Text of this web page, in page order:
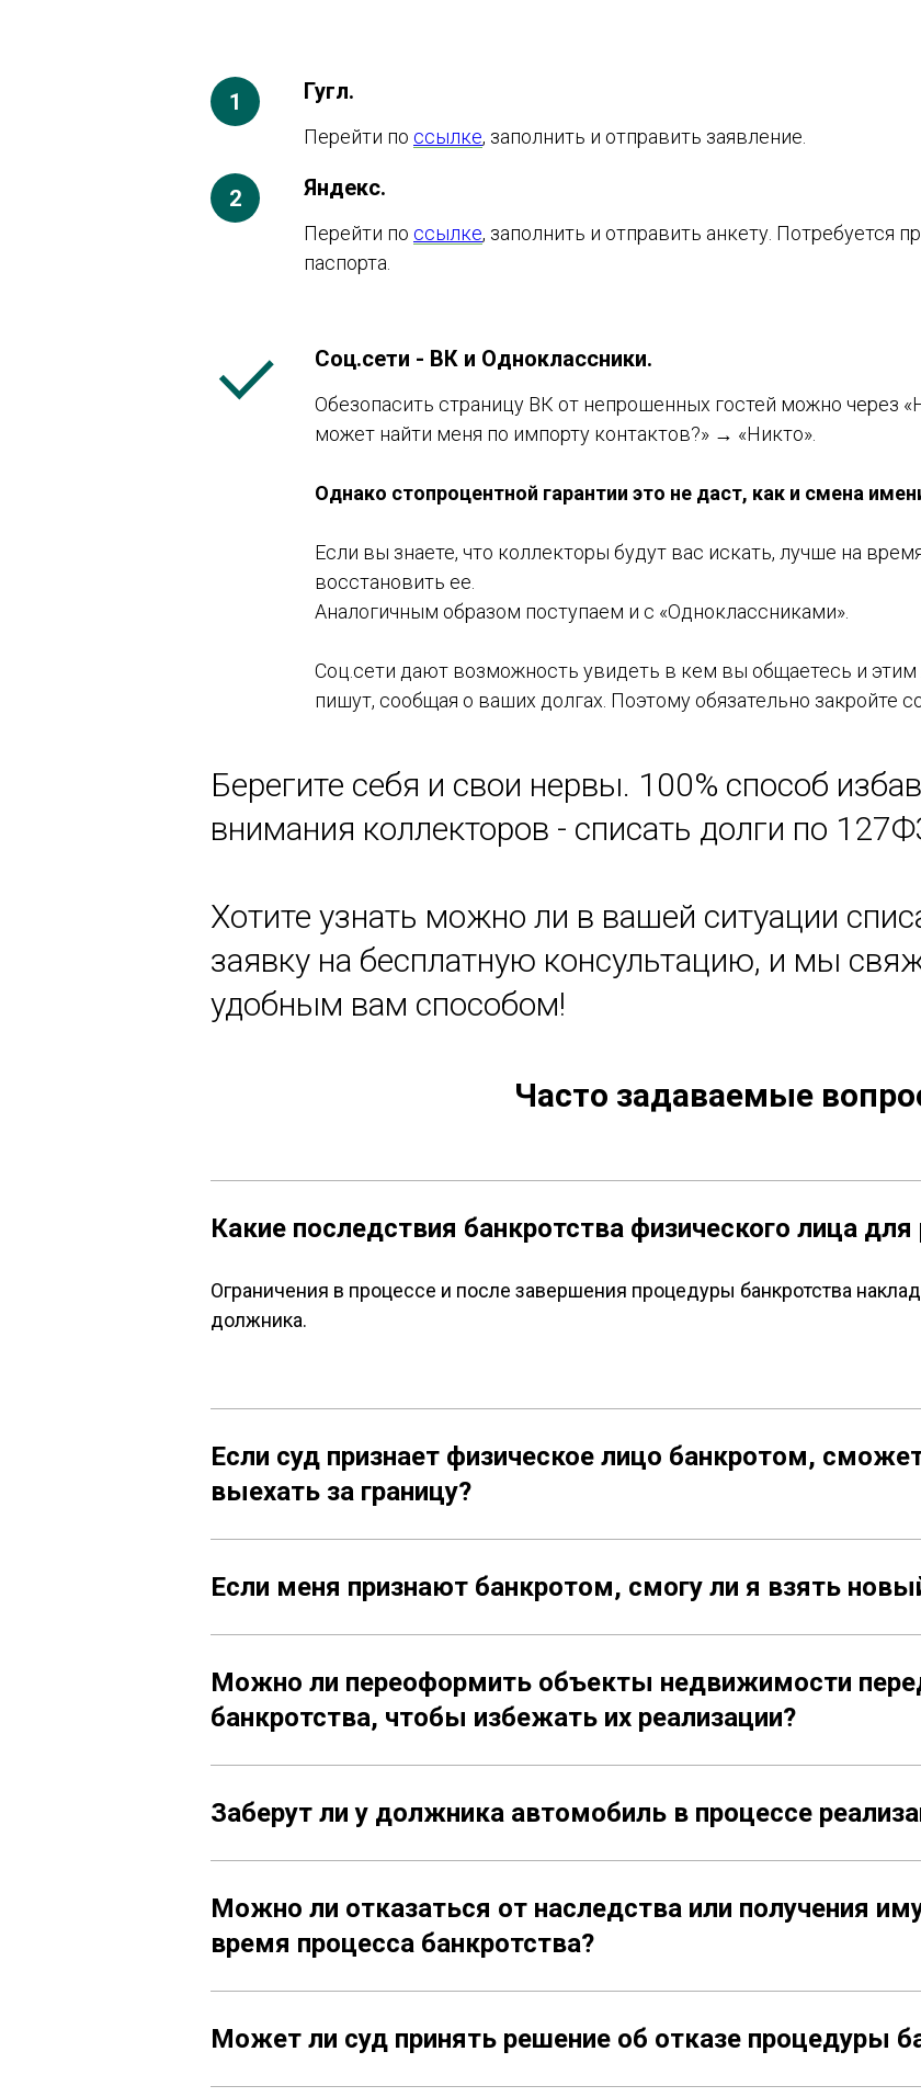
Гугл.
Перейти по ссылке, заполнить и отправить заявление.
Яндекс.
Перейти по ссылке, заполнить и отправить анкету. Потребуется
паспорта.
Соц.сети - ВК и Одноклассники.
Обезопасить страницу ВК от непрошенных гостей можно через
может найти меня по импорту контактов?» → «Никто».
Однако стопроцентной гарантии это не даст, как и смена
Если вы знаете, что коллекторы будут вас искать, лучше на
восстановить ее.
Аналогичным образом поступаем и с «Одноклассниками».
Соц.сети дают возможность увидеть в кем вы общаетесь и
пишут, сообщая о ваших долгах. Поэтому обязательно закройте
Берегите себя и свои нервы. 100% способ
внимания коллекторов - списать долги по
Хотите узнать можно ли в вашей ситуации
заявку на бесплатную консультацию, и мы
удобным вам способом!
Часто задаваемые
Какие последствия банкротства физического лица
Ограничения в процессе и после завершения процедуры банкротства
должника.
Если суд признает физическое лицо банкротом,
выехать за границу?
Если меня признают банкротом, смогу ли я взять
Можно ли переоформить объекты недвижимости
банкротства, чтобы избежать их реализации?
Заберут ли у должника автомобиль в процессе
Можно ли отказаться от наследства или получения
время процесса банкротства?
Может ли суд принять решение об отказе процедуры